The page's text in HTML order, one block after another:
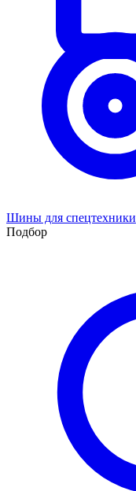
Шины для спецтехники
Подбор